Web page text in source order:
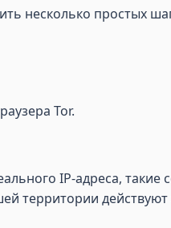
несколько простых
Tor.
IP-адреса, такие
территории